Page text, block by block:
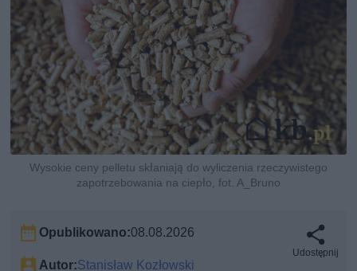
Wysokie ceny pelletu skłaniają do wyliczenia rzeczywistego
zapotrzebowania na ciepło, fot. A_Bruno
Opublikowano:08.08.2026
Autor:Stanisław Kozłowski
Udostępnij